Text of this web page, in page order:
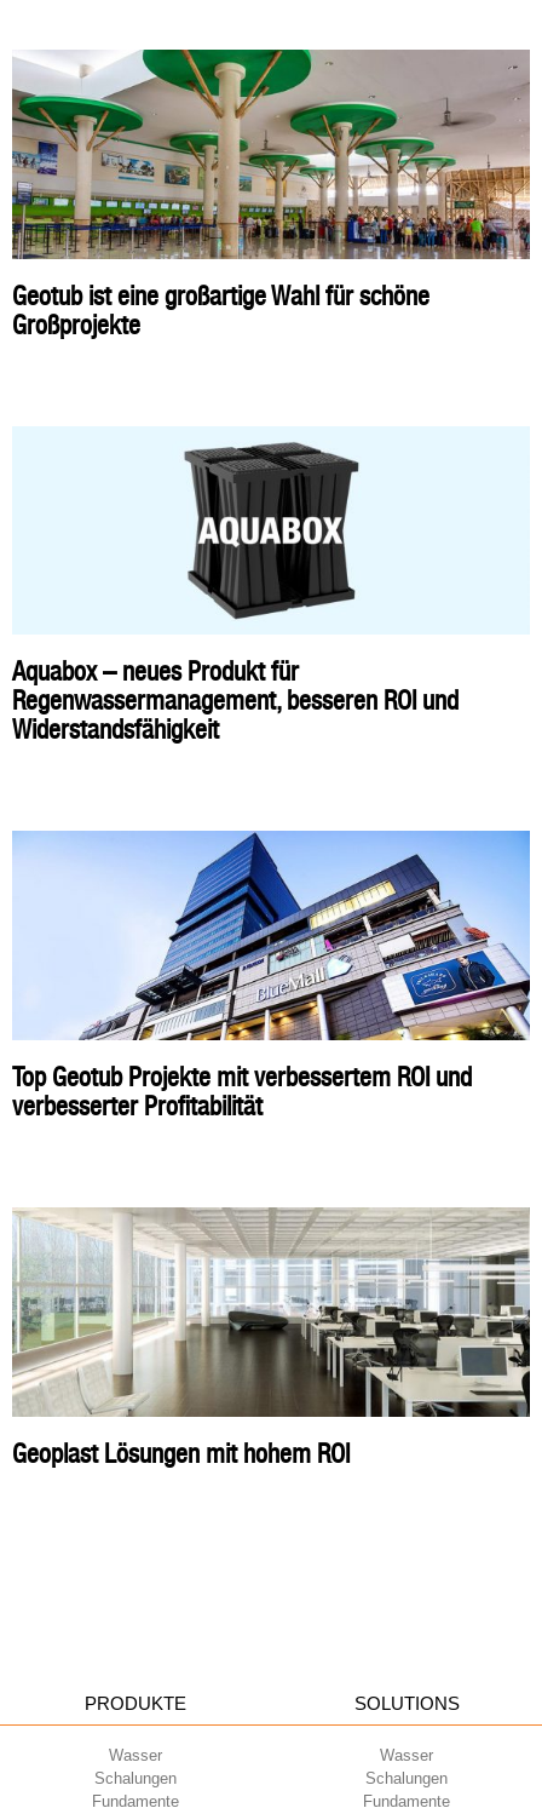
Geotub ist eine großartige Wahl für schöne
Großprojekte
Aquabox – neues Produkt für
Regenwassermanagement, besseren ROI und
Widerstandsfähigkeit
Top Geotub Projekte mit verbessertem ROI und
verbesserter Profitabilität
Geoplast Lösungen mit hohem ROI
PRODUKTE
Wasser
Schalungen
Fundamente
SOLUTIONS
Wasser
Schalungen
Fundamente